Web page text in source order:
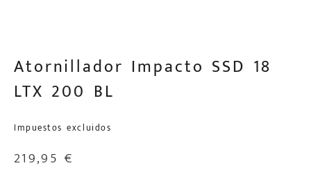
Atornillador Impacto SSD 18
LTX 200 BL
Impuestos excluidos
219,95€